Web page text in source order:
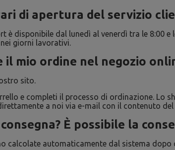
di apertura del servizio
è disponibile dal lunedì al venerdì tra le 8:00
giorni lavorativi.
il mio ordine nel negozio
sito.
e completi il processo di ordinazione. Lo
a noi via e-mail con il contenuto
È possibile la
calcolate automaticamente dal sistema